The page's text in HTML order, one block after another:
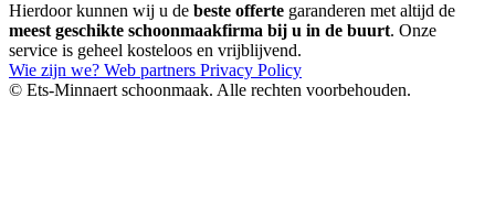
Hierdoor kunnen wij u de beste offerte garanderen met altijd de
meest geschikte schoonmaakfirma bij u in de buurt. Onze
service is geheel kosteloos en vrijblijvend.
Wie zijn we? Web partners Privacy Policy
© Ets-Minnaert schoonmaak. Alle rechten voorbehouden.